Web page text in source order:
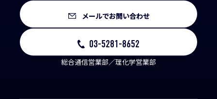
メールでお問い合わせ
03-5281-8652
総合通信営業部／理化学営業部